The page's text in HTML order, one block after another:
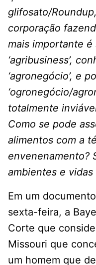
glifosato/
corporação
mais importante
‘agribusiness’,
‘agronegócio’, e
‘ogronegócio/
totalmente
Como se pode
alimentos com a
envenenamento?
ambientes e vidas
Em um
sexta-feira, a
Corte que
Missouri que
um homem que